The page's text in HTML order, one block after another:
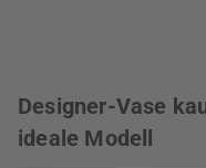
Designer-Vase
ideale Modell